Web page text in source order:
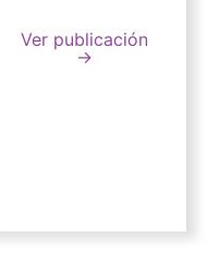
Ver publicación
→